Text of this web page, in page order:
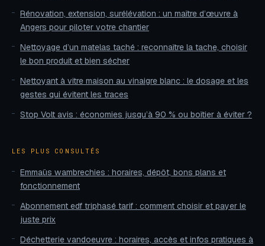
Rénovation, extension, surélévation : un maître d’œuvre à
Angers pour piloter votre chantier
Nettoyage d’un matelas taché : reconnaître la tache, choisir
le bon produit et bien sécher
Nettoyant à vitre maison au vinaigre blanc : le dosage et les
gestes qui évitent les traces
Stop Volt avis : économies jusqu’à 90 % ou boîtier à éviter ?
LES PLUS CONSULTÉS
Emmaüs wambrechies : horaires, dépôt, bons plans et
fonctionnement
Abonnement edf triphasé tarif : comment choisir et payer le
juste prix
Déchetterie vandoeuvre : horaires, accès et infos pratiques à